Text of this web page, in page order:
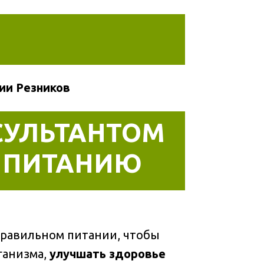
Резников
ПИТАНИЮ
питании, чтобы
улучшать здоровье